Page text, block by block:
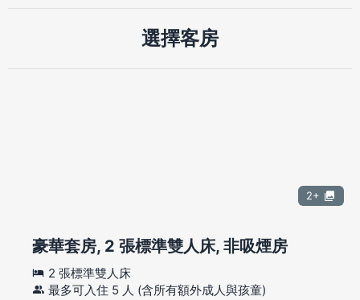
選擇客房
2+
豪華套房, 2 張標準雙人床, 非吸煙房
2 張標準雙人床
最多可入住 5 人 (含所有額外成人與孩童)